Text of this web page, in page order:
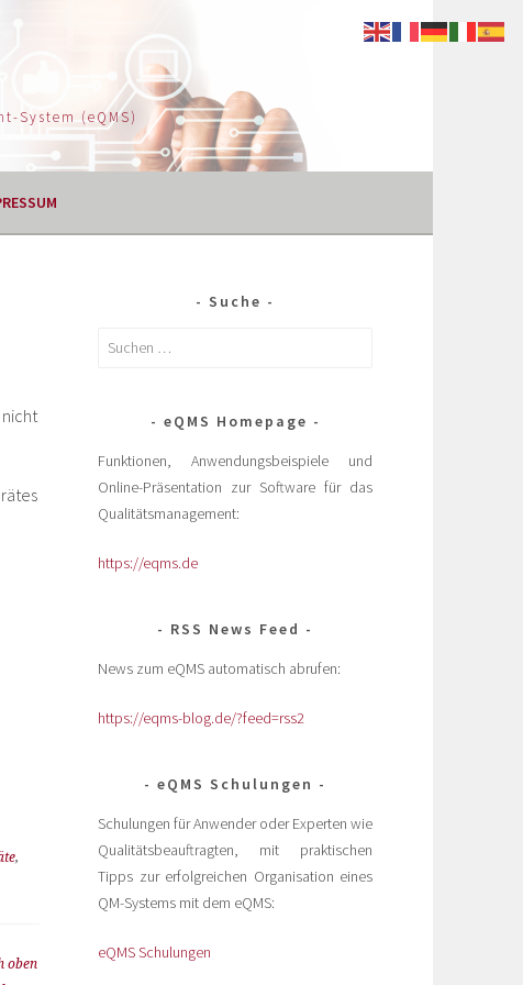
System (eQMS)
,
oben
Suche
eQMS Homepage
Funktionen, Anwendungsbeispiele und
Online-Präsentation zur Software für das
Qualitätsmanagement:
https://eqms.de
RSS News Feed
News zum eQMS automatisch abrufen:
https://eqms-blog.de/?feed=rss2
eQMS Schulungen
Schulungen für Anwender oder Experten wie
Qualitätsbeauftragten, mit praktischen
Tipps zur erfolgreichen Organisation eines
QM-Systems mit dem eQMS:
eQMS Schulungen